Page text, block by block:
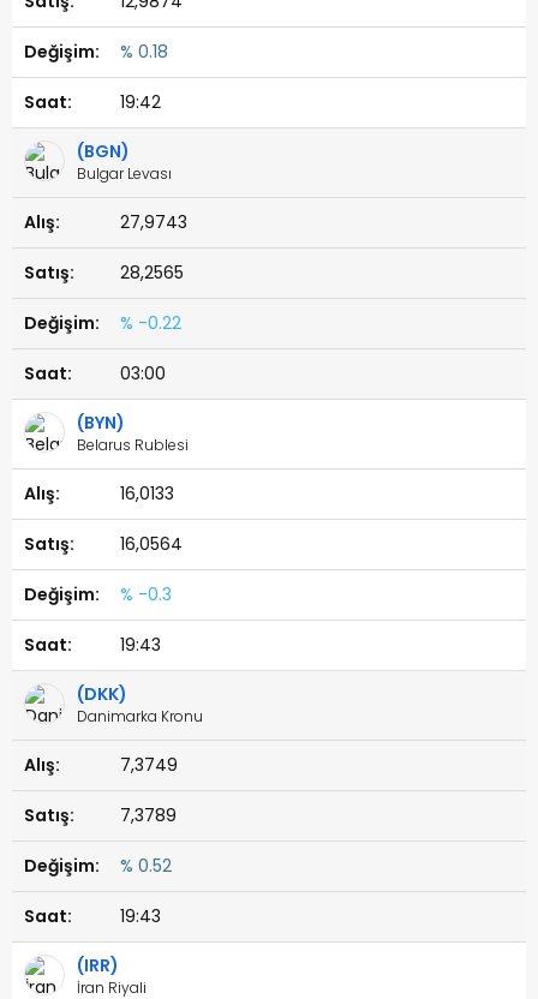
% 0.18
19:42
(BGN)
Bulgar Levası
27,9743
28,2565
% -0.22
03:00
(BYN)
Belarus Rublesi
16,0133
16,0564
% -0.3
19:43
(DKK)
Danimarka Kronu
7,3749
7,3789
% 0.52
19:43
(IRR)
İran Riyali